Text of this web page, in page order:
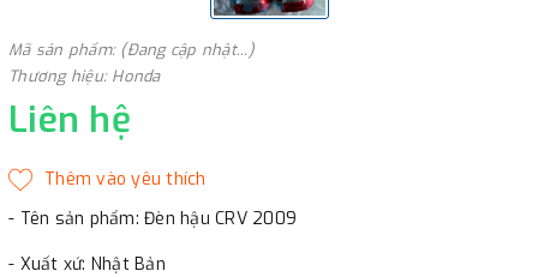
Mã sản phẩm: (Đang cập nhật...)
Thương hiệu: Honda
Liên hệ
- Tên sản phẩm: Đèn hậu CRV 2009
- Xuất xứ: Nhật Bản